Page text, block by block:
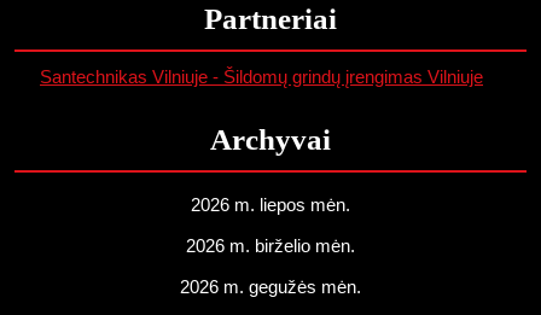
Partneriai
Santechnikas Vilniuje - Šildomų grindų įrengimas Vilniuje
Archyvai
2026 m. liepos mėn.
2026 m. birželio mėn.
2026 m. gegužės mėn.